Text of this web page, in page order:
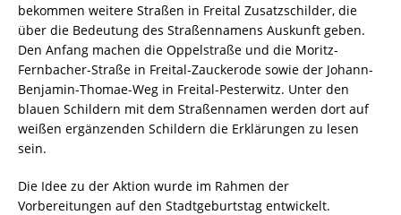
bekommen weitere Straßen in Freital Zusatzschilder, die
über die Bedeutung des Straßennamens Auskunft geben.
Den Anfang machen die Oppelstraße und die Moritz-
Fernbacher-Straße in Freital-Zauckerode sowie der Johann-
Benjamin-Thomae-Weg in Freital-Pesterwitz. Unter den
blauen Schildern mit dem Straßennamen werden dort auf
weißen ergänzenden Schildern die Erklärungen zu lesen
sein.
Die Idee zu der Aktion wurde im Rahmen der
Vorbereitungen auf den Stadtgeburtstag entwickelt.